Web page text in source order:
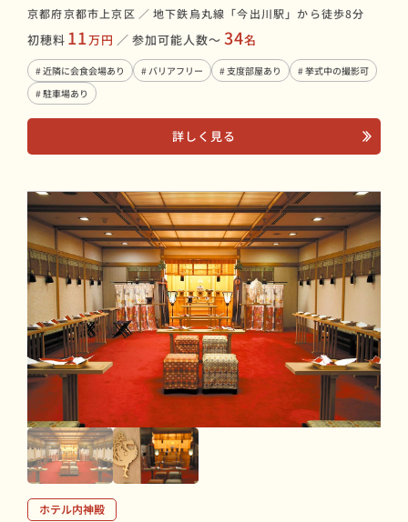
京都府京都市上京区 ／ 地下鉄烏丸線「今出川駅」から徒歩8分
初穂料 11万円 ／ 参加可能人数〜 34名
# 近隣に会食会場あり # バリアフリー # 支度部屋あり
# 挙式中の撮影可
# 駐車場あり
詳しく見る
ホテル内神殿